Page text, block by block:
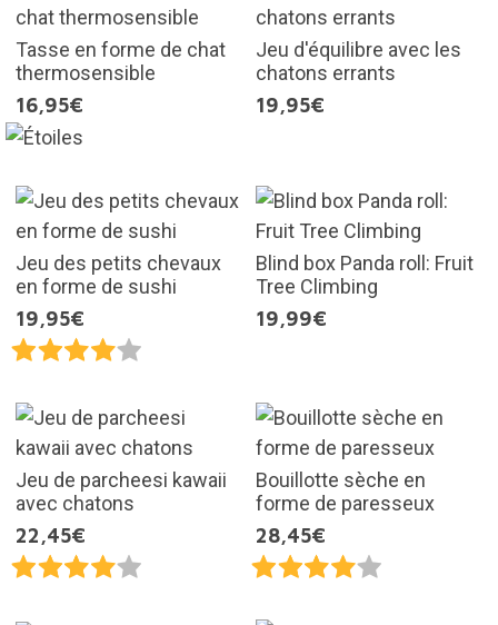
Tasse en forme de chat
thermosensible
16,95€
Jeu d'équilibre avec les
chatons errants
19,95€
Jeu des petits chevaux
en forme de sushi
19,95€
Blind box Panda roll: Fruit
Tree Climbing
19,99€
Jeu de parcheesi kawaii
avec chatons
22,45€
Bouillotte sèche en
forme de paresseux
28,45€